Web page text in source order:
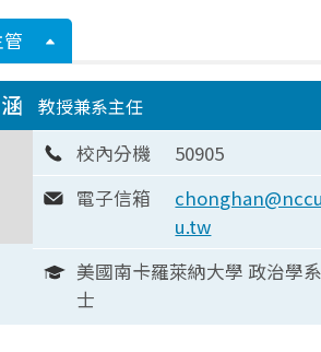
教授兼系主任
校內分機
50905
電子信箱
u.tw
美國南卡羅萊納大學 政治學
士